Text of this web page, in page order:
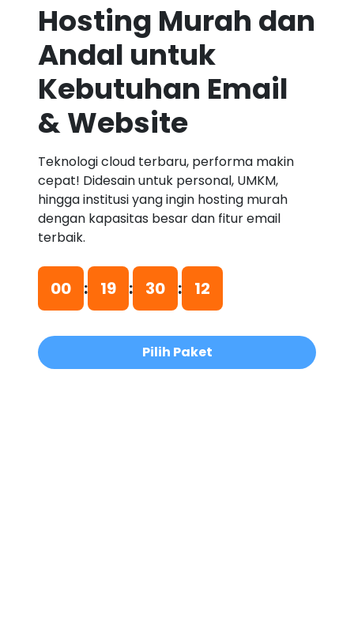
Hosting Murah dan
Andal untuk
Kebutuhan Email
& Website
Teknologi cloud terbaru, performa makin
cepat! Didesain untuk personal, UMKM,
hingga institusi yang ingin hosting murah
dengan kapasitas besar dan fitur email
terbaik.
00 : 19 : 30 : 12
Pilih Paket